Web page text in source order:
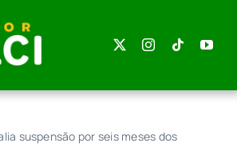
suspensão por seis meses dos